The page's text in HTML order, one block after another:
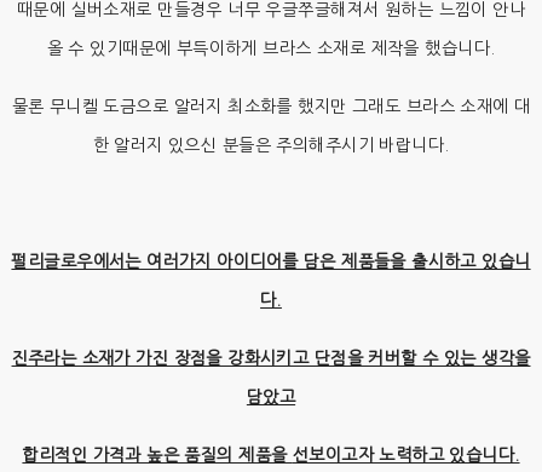
때문에 실버소재로 만들경우 너무 우글쭈글해져서 원하는 느낌이 안나
올 수 있기때문에 부득이하게 브라스 소재로 제작을 했습니다.
물론 무니켈 도금으로 알러지 최소화를 했지만 그래도 브라스 소재에 대
한 알러지 있으신 분들은 주의해주시기 바랍니다.
펄리글로우에서는 여러가지 아이디어를 담은 제품들을 출시하고 있습니
다.
진주라는 소재가 가진 장점을 강화시키고 단점을 커버할 수 있는 생각을
담았고
합리적인 가격과 높은 품질의 제품을 선보이고자 노력하고 있습니다.